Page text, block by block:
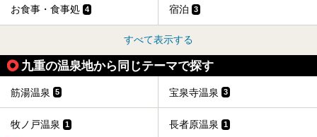
お食事・食事処 4 宿泊 3
すべて表示する
九重の温泉地から同じテーマで探す
筋湯温泉 5 宝泉寺温泉 3
牧ノ戸温泉 1 長者原温泉 1